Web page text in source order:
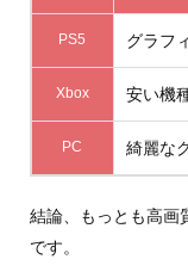
PS5 グラフ
Xbox 安い機
PC 綺麗な
結論、もっとも高画
です。